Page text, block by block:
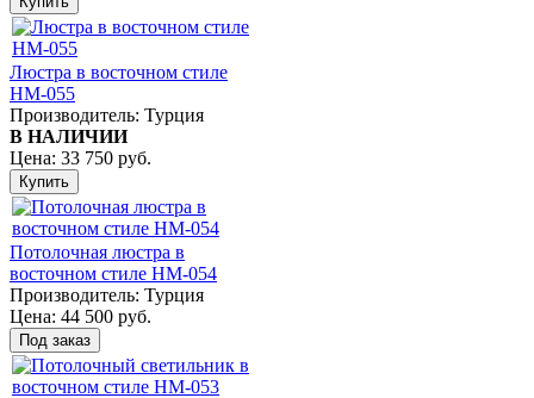
Люстра в восточном стиле
HM-055
Производитель: Турция
В НАЛИЧИИ
Цена: 33 750 руб.
Потолочная люстра в
восточном стиле HM-054
Производитель: Турция
Цена: 44 500 руб.